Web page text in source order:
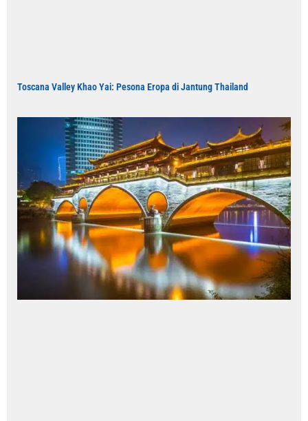
Toscana Valley Khao Yai: Pesona Eropa di Jantung Thailand